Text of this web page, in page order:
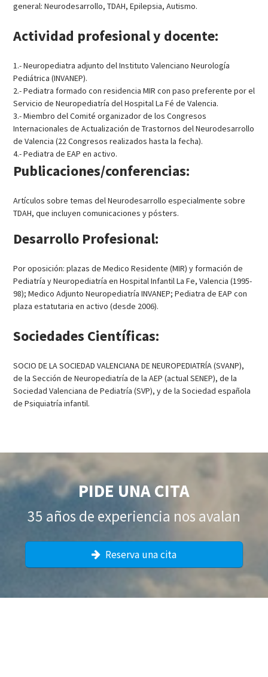
general: Neurodesarrollo, TDAH, Epilepsia, Autismo.
Actividad profesional y docente:
1.- Neuropediatra adjunto del Instituto Valenciano Neurología
Pediátrica (INVANEP).
2.- Pediatra formado con residencia MIR con paso preferente por el
Servicio de Neuropediatría del Hospital La Fé de Valencia.
3.- Miembro del Comité organizador de los Congresos
Internacionales de Actualización de Trastornos del Neurodesarrollo
de Valencia (22 Congresos realizados hasta la fecha).
4.- Pediatra de EAP en activo.
Publicaciones/conferencias:
Artículos sobre temas del Neurodesarrollo especialmente sobre
TDAH, que incluyen comunicaciones y pósters.
Desarrollo Profesional:
Por oposición: plazas de Medico Residente (MIR) y formación de
Pediatría y Neuropediatría en Hospital Infantil La Fe, Valencia (1995-
98); Medico Adjunto Neuropediatría INVANEP; Pediatra de EAP con
plaza estatutaria en activo (desde 2006).
Sociedades Científicas:
SOCIO DE LA SOCIEDAD VALENCIANA DE NEUROPEDIATRÍA (SVANP),
de la Sección de Neuropediatría de la AEP (actual SENEP), de la
Sociedad Valenciana de Pediatría (SVP), y de la Sociedad española
de Psiquiatría infantil.
PIDE UNA CITA
35 años de experiencia nos avalan
Reserva una cita